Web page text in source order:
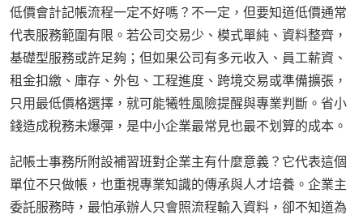
低價會計記帳流程一定不好嗎？不一定，但要知道低價通常
代表服務範圍有限。若公司交易少、模式單純、資料整齊，
基礎型服務或許足夠；但如果公司有多元收入、員工薪資、
租金扣繳、庫存、外包、工程進度、跨境交易或準備擴張，
只用最低價格選擇，就可能犧牲風險提醒與專業判斷。省小
錢造成稅務未爆彈，是中小企業最常見也最不划算的成本。
記帳士事務所附設補習班對企業主有什麼意義？它代表這個
單位不只做帳，也重視專業知識的傳承與人才培養。企業主
委託服務時，最怕承辦人只會照流程輸入資料，卻不知道為